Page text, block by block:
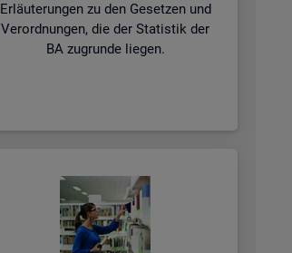
Erläuterungen zu den Gesetzen und
Verordnungen, die der Statistik der
BA zugrunde liegen.